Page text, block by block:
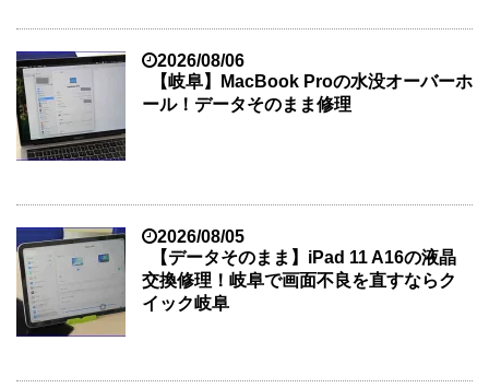
2026/08/06
【岐阜】MacBook Proの水没オーバーホ
ール！データそのまま修理
2026/08/05
【データそのまま】iPad 11 A16の液晶
交換修理！岐阜で画面不良を直すならク
イック岐阜